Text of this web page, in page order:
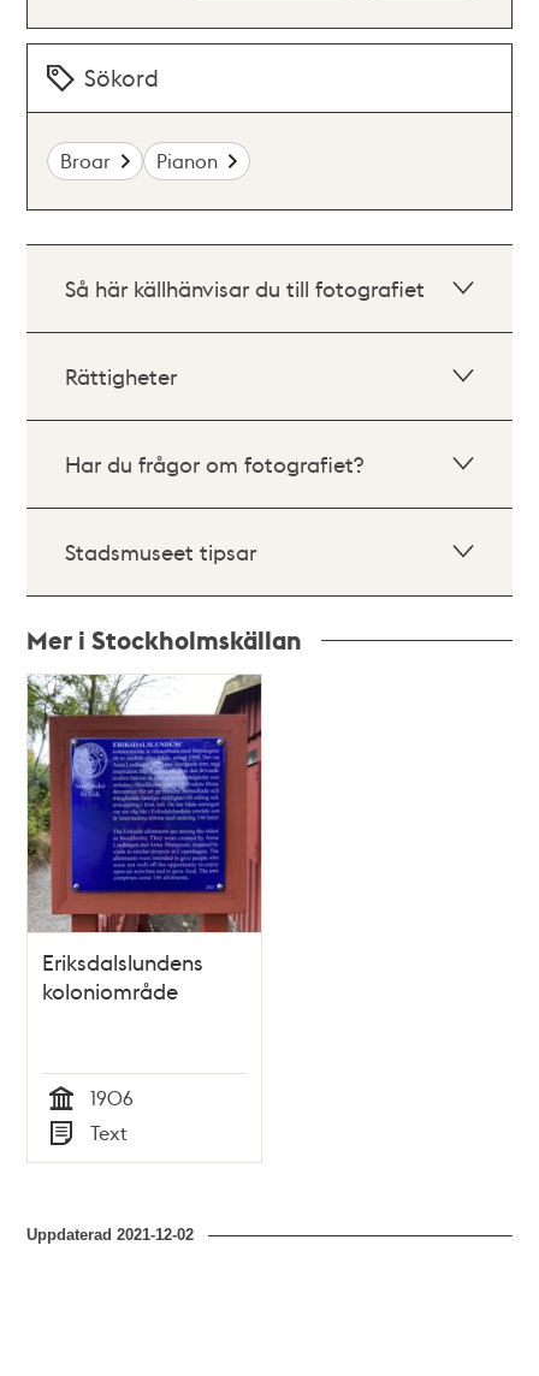
Sökord
Broar Pianon
Så här källhänvisar du till fotografiet
Rättigheter
Har du frågor om fotografiet?
Stadsmuseet tipsar
Mer i Stockholmskällan
Relaterade
poster
och
teman
Eriksdalslundens
koloniområde
Tid
1906
Typ
Text
Uppdaterad2021-12-02